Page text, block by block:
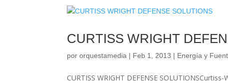
CURTISS WRIGHT
pororquestamedia | Feb 1, 2013 | Energía y
CURTISS WRIGHT DEFENSE